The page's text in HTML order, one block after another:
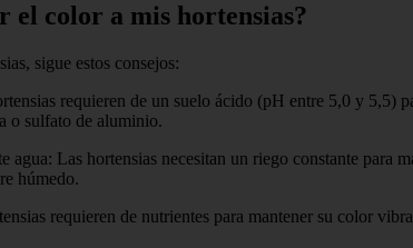
el color a mis hortensias?
sigue estos consejos:
requieren de un suelo ácido (pH entre 5,0 y
o sulfato de aluminio.
agua: Las hortensias necesitan un riego constante para
húmedo.
requieren de nutrientes para mantener su color